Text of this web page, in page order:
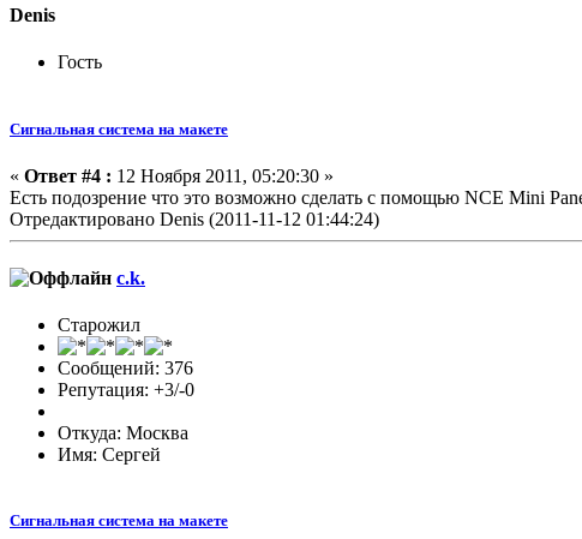
Denis
Гость
Сигнальная система на макете
« Ответ #4 : 12 Ноября 2011, 05:20:30 »
Есть подозрение что это возможно сделать с помощью NCE Mini
Отредактировано Denis (2011-11-12 01:44:24)
c.k.
Старожил
Сообщений: 376
Репутация: +3/-0
Откуда: Москва
Имя: Сергей
Сигнальная система на макете